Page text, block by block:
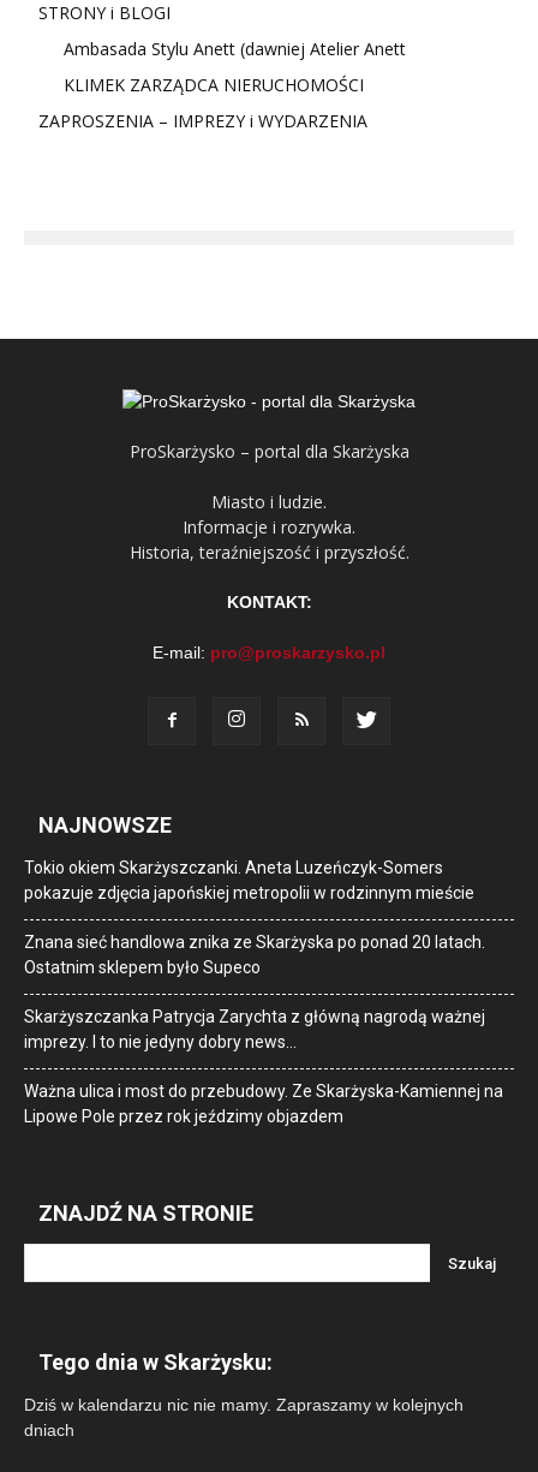
STRONY i BLOGI
Ambasada Stylu Anett (dawniej Atelier Anett
KLIMEK ZARZĄDCA NIERUCHOMOŚCI
ZAPROSZENIA – IMPREZY i WYDARZENIA
ProSkarżysko – portal dla Skarżyska
Miasto i ludzie.
Informacje i rozrywka.
Historia, teraźniejszość i przyszłość.
KONTAKT:
E-mail: pro@proskarzysko.pl
NAJNOWSZE
Tokio okiem Skarżyszczanki. Aneta Luzeńczyk-Somers
pokazuje zdjęcia japońskiej metropolii w rodzinnym mieście
Znana sieć handlowa znika ze Skarżyska po ponad 20 latach.
Ostatnim sklepem było Supeco
Skarżyszczanka Patrycja Zarychta z główną nagrodą ważnej
imprezy. I to nie jedyny dobry news…
Ważna ulica i most do przebudowy. Ze Skarżyska-Kamiennej na
Lipowe Pole przez rok jeździmy objazdem
ZNAJDŹ NA STRONIE
Tego dnia w Skarżysku:
Dziś w kalendarzu nic nie mamy. Zapraszamy w kolejnych
dniach